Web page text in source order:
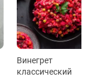
Винегрет
классический